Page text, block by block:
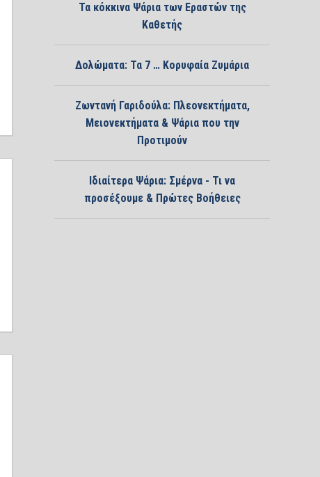
Τα κόκκινα Ψάρια των Εραστών της
Καθετής
Δολώματα: Τα 7 … Κορυφαία Ζυμάρια
Ζωντανή Γαριδούλα: Πλεονεκτήματα,
Μειονεκτήματα & Ψάρια που την
Προτιμούν
Ιδιαίτερα Ψάρια: Σμέρνα - Τι να
προσέξουμε & Πρώτες Βοήθειες